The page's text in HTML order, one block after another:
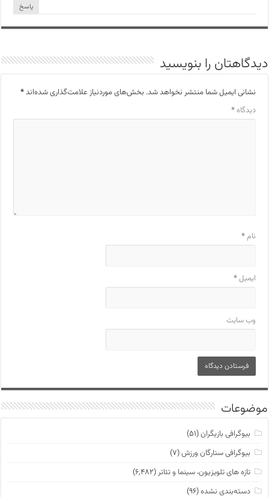
پاسخ
دیدگاهتان را بنویسید
نشانی ایمیل شما منتشر نخواهد شد. بخش‌های موردنیاز علامت‌گذاری شده‌اند*
دیدگاه*
نام*
ایمیل*
وب‌ سایت
موضوعات
بیوگرافی بازیگران(۵۱)
بیوگرافی ستارگان ورزش(۷)
تازه های تلویزیون، سینما و تئاتر (۶,۴۸۲)
دسته‌بندی نشده(۹۶)